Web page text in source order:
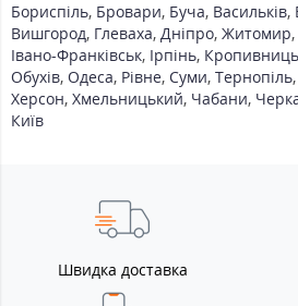
Бориспіль, Бровари, Буча, Васильків,
Вишгород, Глеваха, Дніпро, Житомир,
Івано-Франківськ, Ірпінь,
Обухів, Одеса, Рівне, Суми, Тернопіль,
Херсон, Хмельницький, Чабани,
Київ
Швидка доставка